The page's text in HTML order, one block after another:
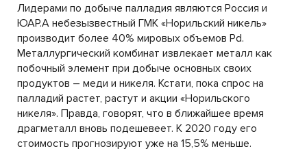
Лидерами по добыче палладия являются Россия и
ЮАР.А небезызвестный ГМК «Норильский никель»
производит более 40% мировых объемов Pd.
Металлургический комбинат извлекает металл как
побочный элемент при добыче основных своих
продуктов – меди и никеля. Кстати, пока спрос на
палладий растет, растут и акции «Норильского
никеля». Правда, говорят, что в ближайшее время
драгметалл вновь подешевеет. К 2020 году его
стоимость прогнозируют уже на 15,5% меньше.